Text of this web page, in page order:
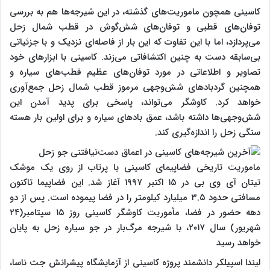
کاسینی همچون ماموریت‌های گذشته، در این شیرجه‌ها هم به بررسی
توفان‌های قطبی و توفان‌های شش‌گوش در قطب شمال زحل
می‌پردازد، اما با این تفاوت که این بار از فاصله‌ای نزدیک و با جزئیاتی
بی‌سابقه دست به چنین اکتشافاتی می‌زند. کاسینی با ابزارهای خود
تصاویر و اطلاعاتی در مورد توفان‌های عظیم قطب‌های سیاره و
همچنین گردبادهای شش‌وجهی مرموز قطب شمال زحل جمع‌آوری
خواهد کرد. کاوشگر می‌تواند، پاسخی برای پدید آمدن این
شش‌وجهی‌ها داشته باشد، عمق بادهای سیاره و برای اولین بار هسته
سنگی زحل را اندازه‌گیری کند.
ماموریت تاریخی فضاپیمای کاسینی با پرتاب از روی یک موشک
تیتان آی وی بی در ۱۵ اکتبر ۱۹۹۷ آغاز شد. این فضاپیما تاکنون
مسافتی حدود ۳.۵ میلیارد کیلومتر را در فضا پیموده است. پس از دو
دهه حضور در فضا، مأموریت کاوشگر کاسینی روز ۱۵ سپتامبر(۲۴
شهریور) سال ۲۰۱۷، با شیرجه مرگ‌بار در جو سیاره زحل به پایان
خواهد رسید
لیندا اسپیلکر دانشمند پروژه کاسینی از آزمایشگاه پیشرانش جت ناسا،